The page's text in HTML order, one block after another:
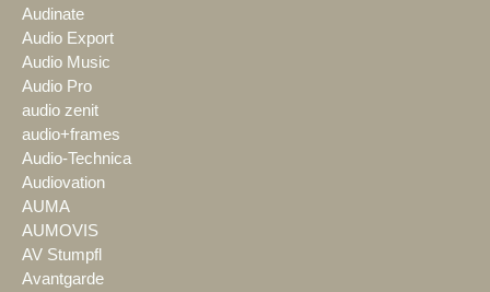
Audinate
Audio Export
Audio Music
Audio Pro
audio zenit
audio+frames
Audio-Technica
Audiovation
AUMA
AUMOVIS
AV Stumpfl
Avantgarde